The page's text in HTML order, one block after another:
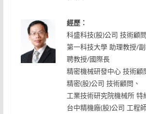
經歷：
科盛科技(股)公司 技術顧
第一科技大學 助理教授/
聘教授/國際長
精密機械研發中心 技術顧
精密(股)公司 技術顧問、
工業技術研究院機械所 特
台中精機廠(股)公司 工程